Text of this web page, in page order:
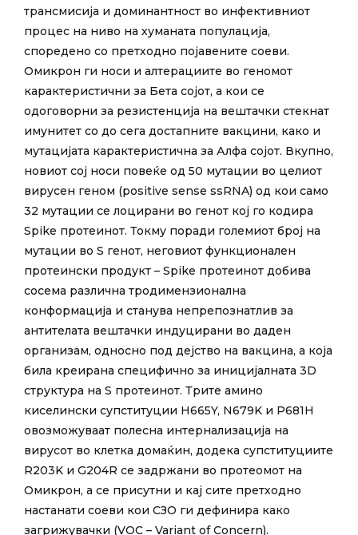
трансмисија и доминантност во инфективниот
процес на ниво на хуманата популација,
споредено со претходно појавените соеви.
Омикрон ги носи и алтерациите во геномот
карактеристични за Бета сојот, а кои се
одоговорни за резистенција на вештачки стекнат
имунитет со до сега достапните вакцини, како и
мутацијата карактеристична за Алфа сојот. Вкупно,
новиот сој носи повеќе од 50 мутации во целиот
вирусен геном (positive sense ssRNA) од кои само
32 мутации се лоцирани во генот кој го кодира
Spike протеинот. Токму поради големиот број на
мутации во S генот, неговиот функционален
протеински продукт – Spike протеинот добива
сосема различна тродимензионална
конформација и станува непрепознатлив за
антителата вештачки индуцирани во даден
организам, односно под дејство на вакцина, а која
била креирана специфично за иницијалната 3D
структура на S протеинот. Трите амино
киселински супституции H665Y, N679K и P681H
овозможуваат полесна интернализација на
вирусот во клетка домаќин, додека супституциите
R203K и G204R се задржани во протеомот на
Омикрон, а се присутни и кај сите претходно
настанати соеви кои СЗО ги дефинира како
загрижувачки (VOC – Variant of Concern).